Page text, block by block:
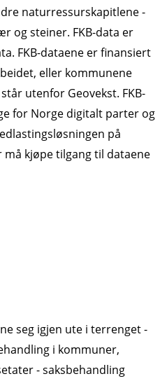
naturressurskapitlene -
og steiner. FKB-data er
FKB-dataene er finansiert
eller kommunene
utenfor Geovekst. FKB-
for Norge digitalt parter og
på
kjøpe tilgang til dataene
seg igjen ute i terrenget -
i kommuner,
- saksbehandling